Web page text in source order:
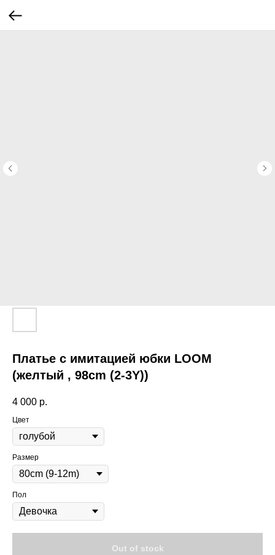
Платье с имитацией юбки LOOM
(желтый , 98cm (2-3Y))
4 000 р.
Цвет
Размер
Пол
Out of stock